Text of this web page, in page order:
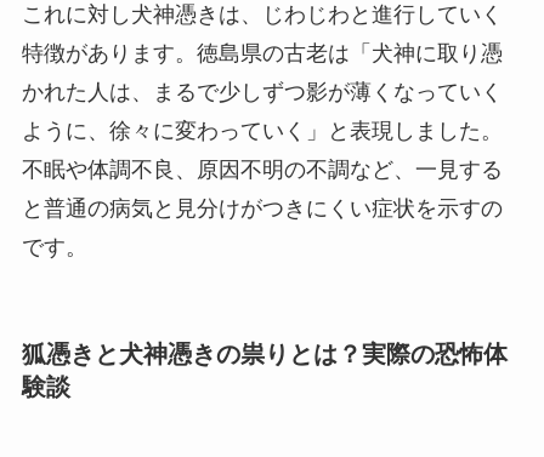
これに対し犬神憑きは、じわじわと進行していく
特徴があります。徳島県の古老は「犬神に取り憑
かれた人は、まるで少しずつ影が薄くなっていく
ように、徐々に変わっていく」と表現しました。
不眠や体調不良、原因不明の不調など、一見する
と普通の病気と見分けがつきにくい症状を示すの
です。
狐憑きと犬神憑きの祟りとは？実際の恐怖体
験談